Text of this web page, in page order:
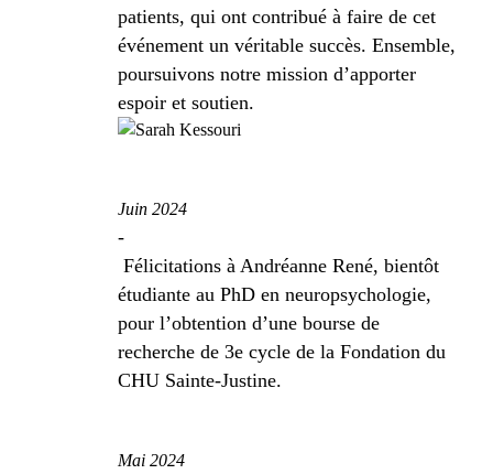
patients, qui ont contribué à faire de cet
événement un véritable succès. Ensemble,
poursuivons notre mission d’apporter
espoir et soutien.
Juin 2024
-
Félicitations à Andréanne René, bientôt
étudiante au PhD en neuropsychologie,
pour l’obtention d’une bourse de
recherche de 3e cycle de la Fondation du
CHU Sainte-Justine.
Mai 2024